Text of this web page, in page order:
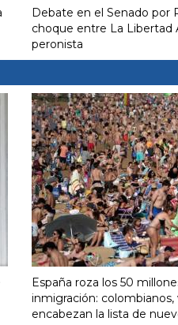
Debate en el Senado por
choque entre La Libertad
peronista
España roza los 50
inmigración:
encabezan la lista de